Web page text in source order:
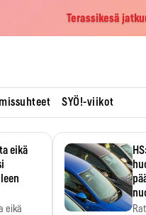
Terassikesä
SYÖ!-viikot
eikä
eikä